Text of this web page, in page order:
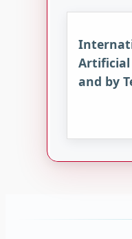
and by